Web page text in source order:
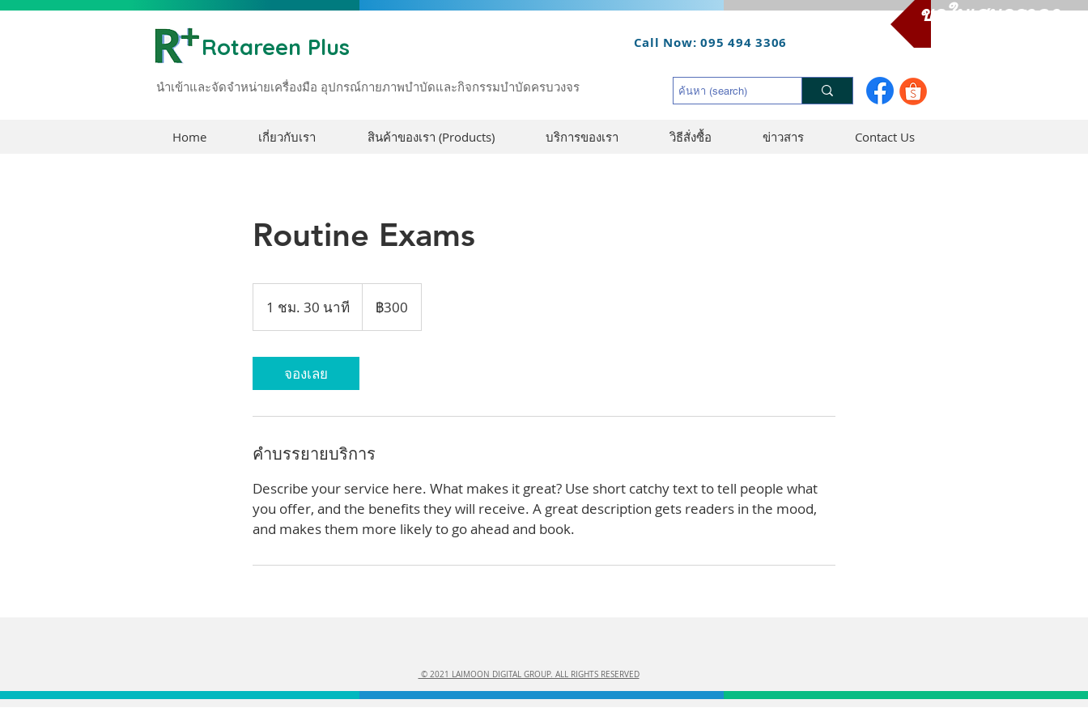
ขอใบเสนอราคา
Rotareen Plus Call Now: 095 494 3306
นำเข้าและจัดจำหน่ายเครื่องมือ อุปกรณ์กายภาพบำบัดและกิจกรรมบำบัดครบวงจร
Home เกี่ยวกับเรา สินค้าของเรา (Products) บริการของเรา วิธีสั่งซื้อ ข่าวสาร Contact Us
Routine Exams
1 ชม. 30 นาที
ช
0
ที
ไทย฿300
จองเลย
คำบรรยายบริการ
Describe your service here. What makes it great? Use short catchy text to tell people what
you offer, and the benefits they will receive. A great description gets readers in the mood,
and makes them more likely to go ahead and book.
© 2021 LAIMOON DIGITAL GROUP. ALL RIGHTS RESERVED